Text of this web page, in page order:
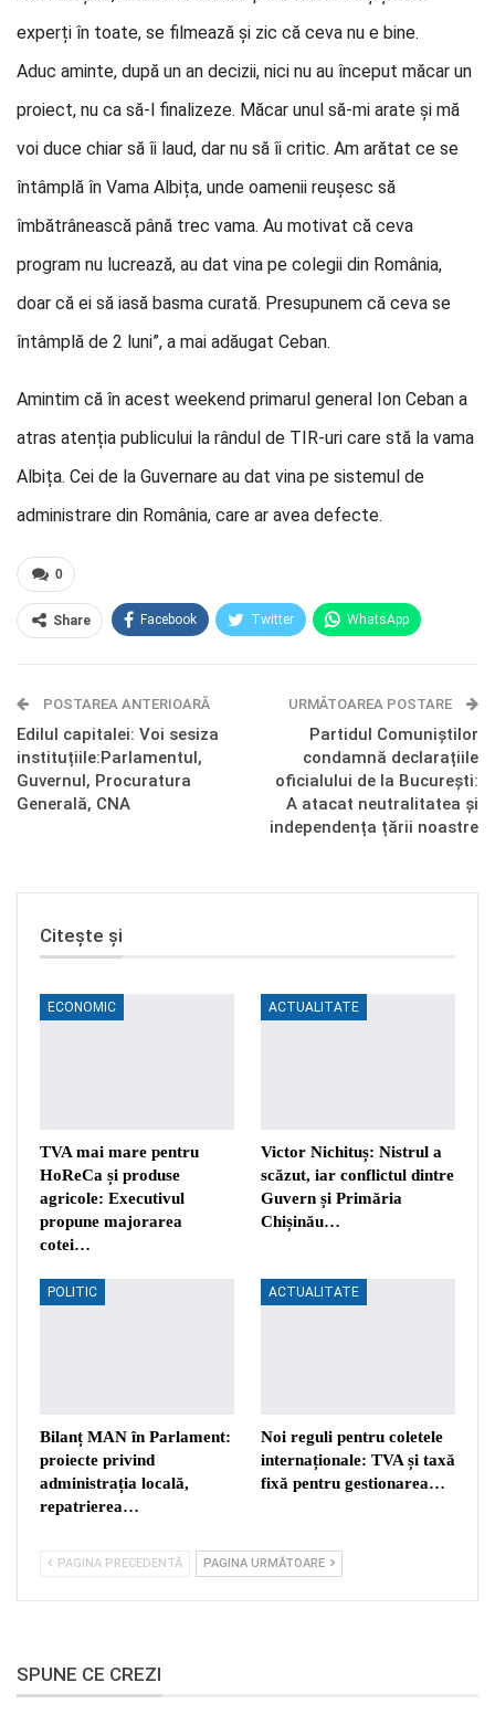
experți în toate, se filmează și zic că ceva nu e bine.
Aduc aminte, după un an decizii, nici nu au început măcar un
proiect, nu ca să-l finalizeze. Măcar unul să-mi arate și mă
voi duce chiar să îi laud, dar nu să îi critic. Am arătat ce se
întâmplă în Vama Albița, unde oamenii reușesc să
îmbătrânească până trec vama. Au motivat că ceva
program nu lucrează, au dat vina pe colegii din România,
doar că ei să iasă basma curată. Presupunem că ceva se
întâmplă de 2 luni”, a mai adăugat Ceban.
Amintim că în acest weekend primarul general Ion Ceban a
atras atenția publicului la rândul de TIR-uri care stă la vama
Albița. Cei de la Guvernare au dat vina pe sistemul de
administrare din România, care ar avea defecte.
0
Share Facebook Twitter WhatsApp
Telegram OK.ru
POSTAREA ANTERIOARĂ
Edilul capitalei: Voi sesiza
instituțiile:Parlamentul,
Guvernul, Procuratura
Generală, CNA
URMĂTOAREA POSTARE
Partidul Comuniștilor
condamnă declarațiile
oficialului de la București:
A atacat neutralitatea și
independența țării noastre
Citește și
ECONOMIC
TVA mai mare pentru
HoReCa și produse
agricole: Executivul
propune majorarea
cotei…
ACTUALITATE
Victor Nichituș: Nistrul a
scăzut, iar conflictul dintre
Guvern și Primăria
Chișinău…
POLITIC
Bilanț MAN în Parlament:
proiecte privind
administrația locală,
repatrierea…
ACTUALITATE
Noi reguli pentru coletele
internaționale: TVA și taxă
fixă pentru gestionarea…
PAGINA PRECEDENTĂ PAGINA URMĂTOARE
SPUNE CE CREZI